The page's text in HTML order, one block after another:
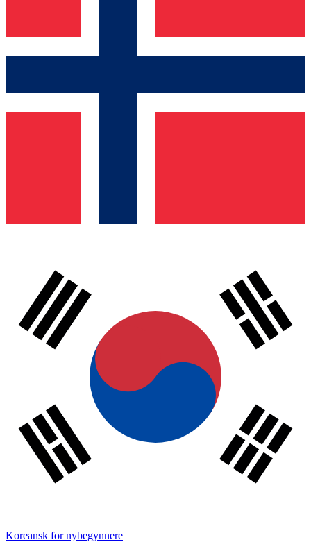
Koreansk for nybegynnere